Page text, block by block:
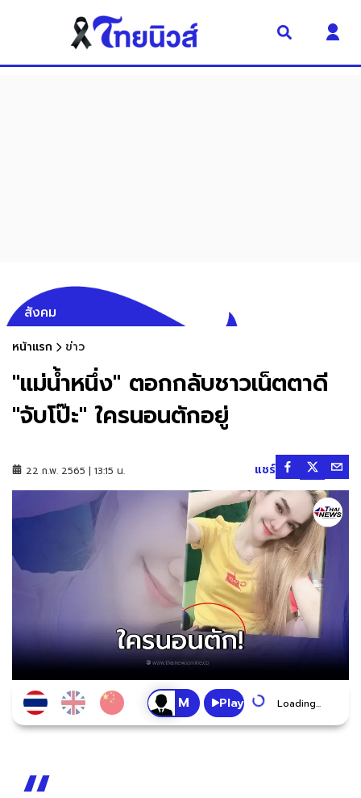
สังคม
หน้าแรก ข่าว
"แม่น้ำหนึ่ง" ตอกกลับชาวเน็ตตาดี
"จับโป๊ะ" ใครนอนตักอยู่
22 ก.พ. 2565 | 13:15 น. แชร์
Play Loading...